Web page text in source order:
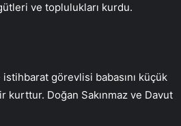
ve toplulukları kurdu.
görevlisi babasını küçük
kurttur. Doğan Sakınmaz ve Davut